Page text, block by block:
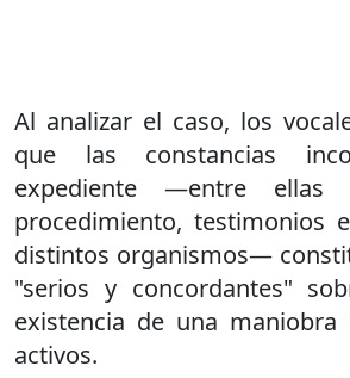
Al analizar el caso, los
que las constancias
expediente —entre
procedimiento, testimonios
distintos organismos—
"serios y concordantes"
existencia de una maniobra
activos.